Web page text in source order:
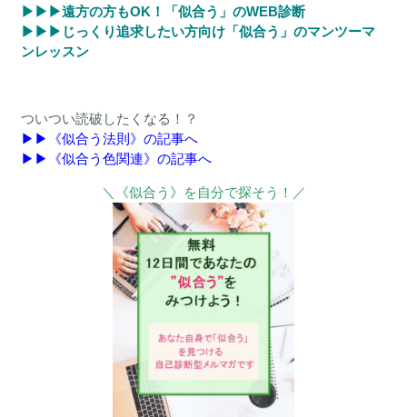
▶︎▶︎▶︎遠方の方もOK！「似合う」のWEB診断
▶︎▶︎▶︎じっくり追求したい方向け「似合う」のマンツーマ
ンレッスン
ついつい読破したくなる！？
▶︎▶︎《似合う法則》の記事へ
▶︎▶︎《似合う色関連》の記事へ
＼《似合う》を自分で探そう！／